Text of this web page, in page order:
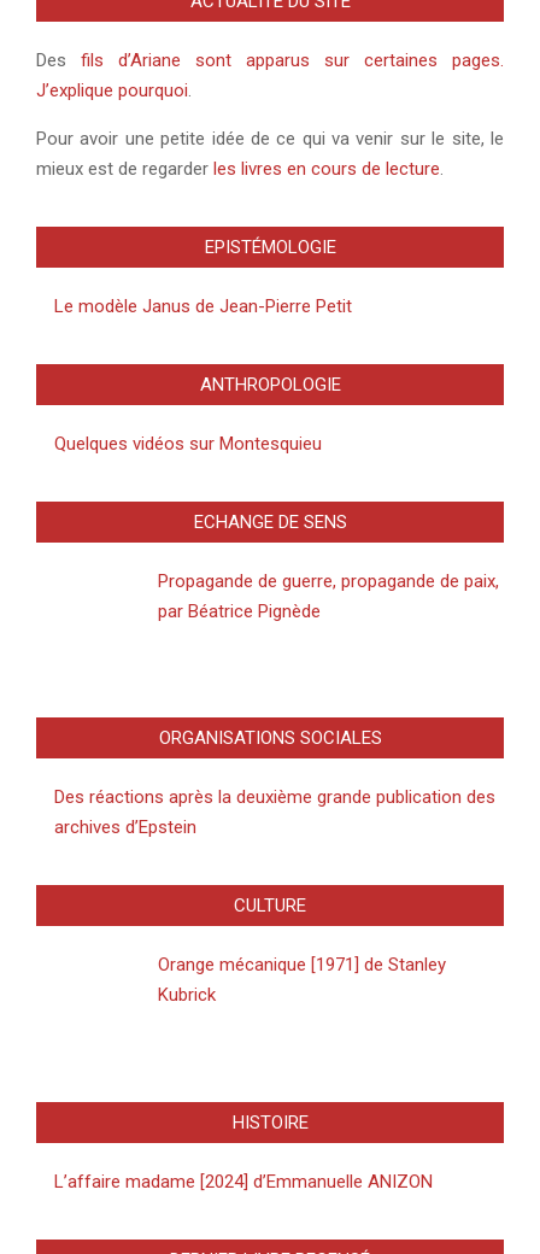
Des fils d’Ariane sont apparus sur certaines pages.
J’explique pourquoi.
Pour avoir une petite idée de ce qui va venir sur le site, le
mieux est de regarder les livres en cours de lecture.
EPISTÉMOLOGIE
Le modèle Janus de Jean-Pierre Petit
ANTHROPOLOGIE
Quelques vidéos sur Montesquieu
ECHANGE DE SENS
Propagande de guerre, propagande de paix,
par Béatrice Pignède
ORGANISATIONS SOCIALES
Des réactions après la deuxième grande publication des
archives d’Epstein
CULTURE
Orange mécanique [1971] de Stanley
Kubrick
HISTOIRE
L’affaire madame [2024] d’Emmanuelle ANIZON